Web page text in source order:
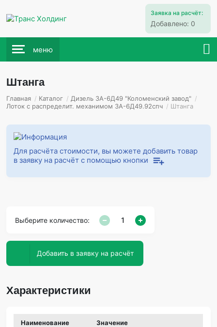
Заявка на расчёт:
Добавлено: 0
меню
Штанга
Главная / Каталог / Дизель 3А-6Д49 "Коломенский завод" /
Лоток с распределит. механимом 3А-6Д49.92спч / Штанга
Для расчёта стоимости, вы можете добавить товар
в заявку на расчёт с помощью кнопки
Выберите количество:
Добавить в заявку на расчёт
Характеристики
Наименование Значение